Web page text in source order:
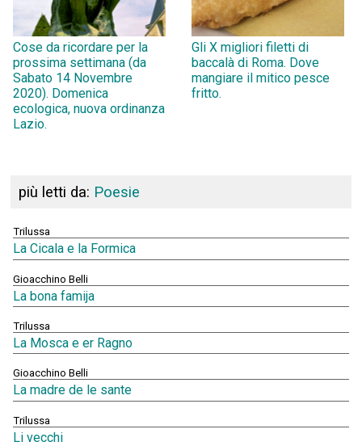
Cose da ricordare per la
prossima settimana (da
Sabato 14 Novembre
2020). Domenica
ecologica, nuova ordinanza
Lazio.
Gli X migliori filetti di
baccalà di Roma. Dove
mangiare il mitico pesce
fritto.
più letti da: Poesie
Trilussa
La Cicala e la Formica
Gioacchino Belli
La bona famija
Trilussa
La Mosca e er Ragno
Gioacchino Belli
La madre de le sante
Trilussa
Li vecchi